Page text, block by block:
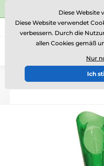
⭐Siehe 504 verifizierte
Rufen Sie uns an (Mo-Fr 15-18)
Einführung
Diese Website
Diese Website verwendet
verbessern. Durch die
allen Cookies gemäß
Nur
Ich